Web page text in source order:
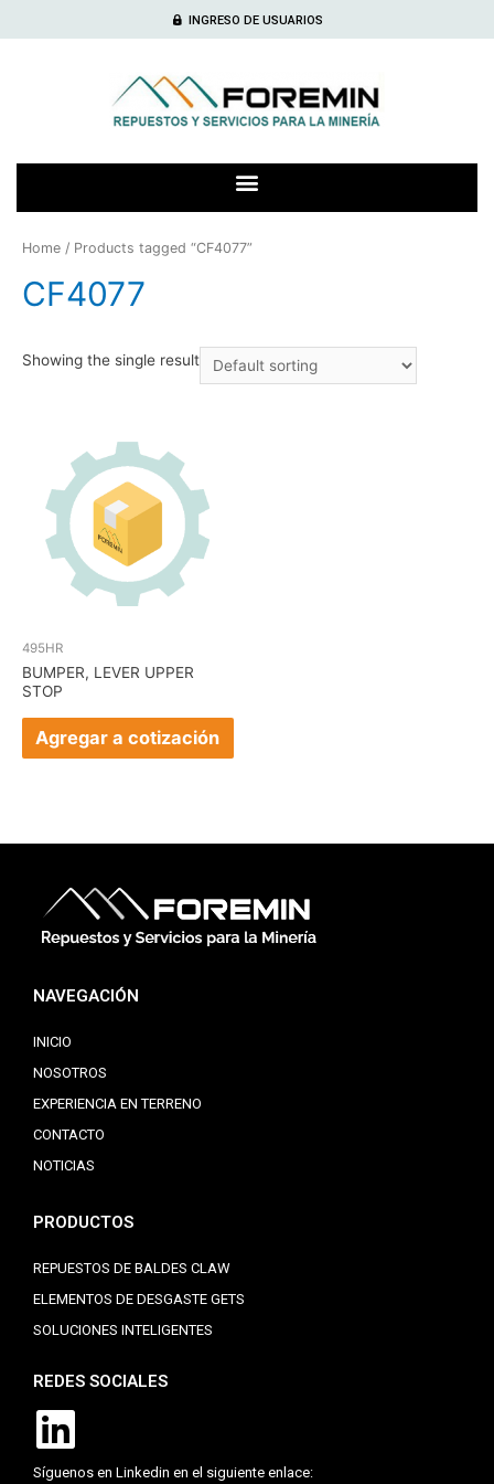
INGRESO DE USUARIOS
Home / Products tagged “CF4077”
CF4077
Showing the single result
495HR
BUMPER, LEVER UPPER
STOP
Agregar a cotización
NAVEGACIÓN
INICIO
NOSOTROS
EXPERIENCIA EN TERRENO
CONTACTO
NOTICIAS
PRODUCTOS
REPUESTOS DE BALDES CLAW
ELEMENTOS DE DESGASTE GETS
SOLUCIONES INTELIGENTES
REDES SOCIALES
Síguenos en Linkedin en el siguiente enlace: